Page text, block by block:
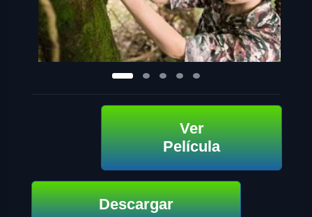
Ver
Película
Descargar